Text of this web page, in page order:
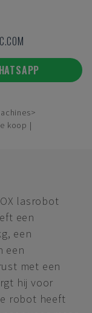
koop |
lasrobot
een
een
een
met een
hij voor
robot heeft